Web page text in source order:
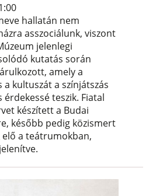
hallatán nem
asszociálunk, viszont
jelenlegi
kutatás során
amely a
kultuszát a színjátszás
teszik. Fiatal
készített a Budai
később pedig közismert
a teátrumokban,